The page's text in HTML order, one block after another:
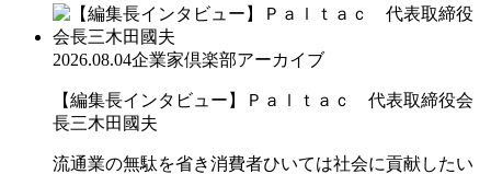
2026.08.04企業家倶楽部アーカイブ
【編集長インタビュー】Ｐａｌｔａｃ 代表取締役会
長三木田國夫
流通業の無駄を省き消費者ひいては社会に貢献したい